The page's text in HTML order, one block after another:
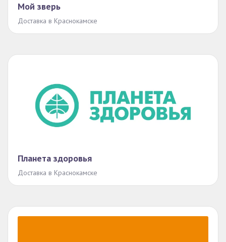
Мой зверь
Доставка в Краснокамске
Планета здоровья
Доставка в Краснокамске